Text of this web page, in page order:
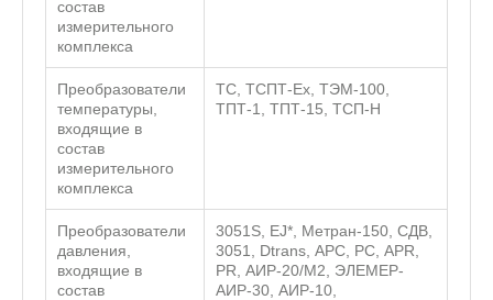
состав
измерительного
комплекса
Преобразователи
температуры,
входящие в
состав
измерительного
комплекса
ТС, TCПТ-Ex, ТЭМ-100,
ТПТ-1, ТПТ-15, ТСП-Н
Преобразователи
давления,
входящие в
состав
3051S, EJ*, Метран-150, СДВ,
3051, Dtrans, АРС, РС, APR,
PR, АИР-20/М2, ЭЛЕМЕР-
АИР-30, АИР-10,